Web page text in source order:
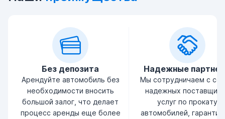
Без депозита
Арендуйте автомобиль без
необходимости вносить
большой залог, что делает
процесс аренды еще более
Надежные
Мы сотрудничаем с
надежных
услуг по прокату
автомобилей,